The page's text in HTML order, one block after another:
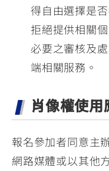
得自由選擇是
拒絕提供相關
必要之審核及
端相關服務。
肖像權使
報名參加者同意主
網路媒體或以其他